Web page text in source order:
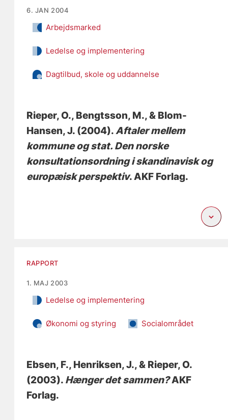
6. JAN 2004
Arbejdsmarked
Ledelse og implementering
Dagtilbud, skole og uddannelse
Rieper, O., Bengtsson, M., & Blom-
Hansen, J. (2004).Aftaler mellem
kommune og stat. Den norske
konsultationsordning i skandinavisk og
europæisk perspektiv. AKF Forlag.
RAPPORT
1. MAJ 2003
Ledelse og implementering
Økonomi og styring Socialområdet
Ebsen, F., Henriksen, J., & Rieper, O.
(2003). Hænger det sammen?AKF
Forlag.